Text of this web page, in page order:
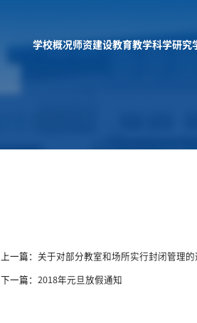
学校概况师资建设教育教学科学研究
上一篇： 关于对部分教室和场所实行封闭管理的
下一篇： 2018年元旦放假通知